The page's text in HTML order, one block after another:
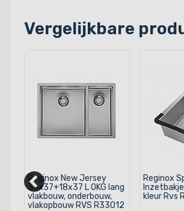
Vergelijkbare
Reginox New Jersey
34x37+18x37 L OKG lang
vlakbouw, onderbouw,
vlakopbouw RVS R33012
Reginox
kleur Rvs